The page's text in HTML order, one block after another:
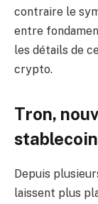
contraire le
entre
les détails de
crypto.
Tron,
Depuis
laissent plus